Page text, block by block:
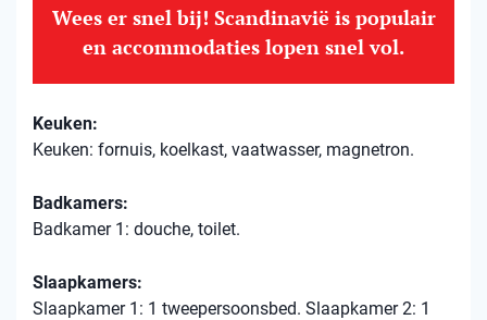
Wees er snel bij! Scandinavië is populair
en accommodaties lopen snel vol.
Keuken:
Keuken: fornuis, koelkast, vaatwasser, magnetron.
Badkamers:
Badkamer 1: douche, toilet.
Slaapkamers:
Slaapkamer 1: 1 tweepersoonsbed. Slaapkamer 2: 1